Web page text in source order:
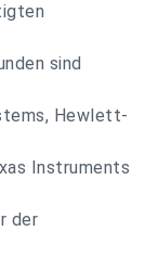
sind
Hewlett-
Instruments
der